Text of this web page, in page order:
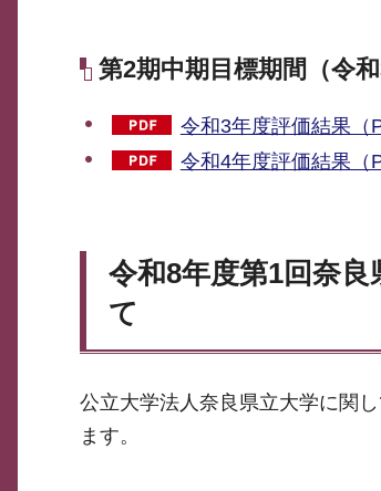
第2期中期目標期間（令
令和3年度評価結果（
令和4年度評価結果（
令和8年度第1回奈
て
公立大学法人奈良県立大学に関
ます。